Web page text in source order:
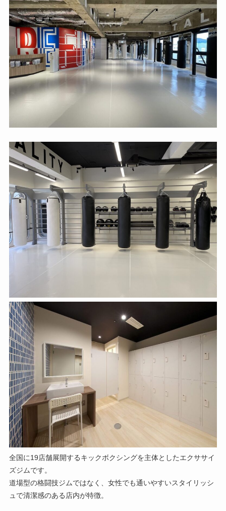
全国に19店舗展開するキックボクシングを主体としたエクササイ
ズジムです。
道場型の格闘技ジムではなく、女性でも通いやすいスタイリッシ
ュで清潔感のある店内が特徴。